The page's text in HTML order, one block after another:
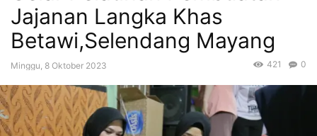
Jajanan Langka Khas
Betawi,Selendang Mayang
Minggu, 8 Oktober 2023 0
421